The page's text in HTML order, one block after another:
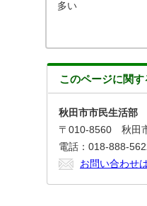
多い
このページに関す
秋田市市民生活部
〒010-8560 秋田
電話：018-888-
お問い合わせ